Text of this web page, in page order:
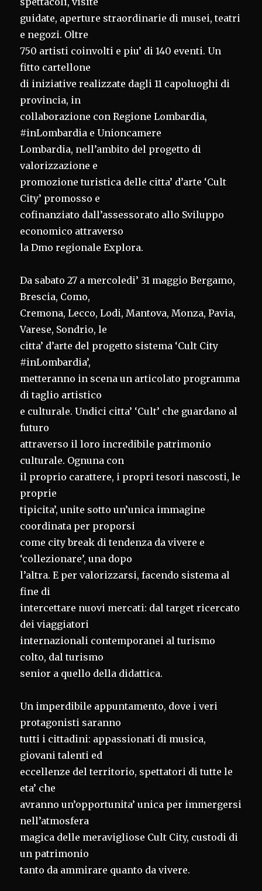
guidate, aperture straordinarie di musei, teatri
e negozi. Oltre
750 artisti coinvolti e piu’ di 140 eventi. Un
fitto cartellone
di iniziative realizzate dagli 11 capoluoghi di
provincia, in
collaborazione con Regione Lombardia,
#inLombardia e Unioncamere
Lombardia, nell’ambito del progetto di
valorizzazione e
promozione turistica delle citta’ d’arte ‘Cult
City’ promosso e
cofinanziato dall’assessorato allo Sviluppo
economico attraverso
la Dmo regionale Explora.
Da sabato 27 a mercoledi’ 31 maggio Bergamo,
Brescia, Como,
Cremona, Lecco, Lodi, Mantova, Monza, Pavia,
Varese, Sondrio, le
citta’ d’arte del progetto sistema ‘Cult City
#inLombardia’,
metteranno in scena un articolato programma
di taglio artistico
e culturale. Undici citta’ ‘Cult’ che guardano al
futuro
attraverso il loro incredibile patrimonio
culturale. Ognuna con
il proprio carattere, i propri tesori nascosti, le
proprie
tipicita’, unite sotto un’unica immagine
coordinata per proporsi
come city break di tendenza da vivere e
‘collezionare’, una dopo
l’altra. E per valorizzarsi, facendo sistema al
fine di
intercettare nuovi mercati: dal target ricercato
dei viaggiatori
internazionali contemporanei al turismo
colto, dal turismo
senior a quello della didattica.
Un imperdibile appuntamento, dove i veri
protagonisti saranno
tutti i cittadini: appassionati di musica,
giovani talenti ed
eccellenze del territorio, spettatori di tutte le
eta’ che
avranno un’opportunita’ unica per immergersi
nell’atmosfera
magica delle meravigliose Cult City, custodi di
un patrimonio
tanto da ammirare quanto da vivere.